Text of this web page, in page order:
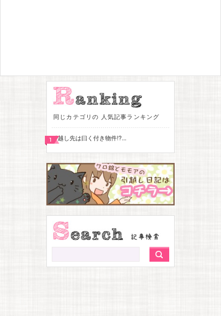
同じカテゴリの 人気記事ランキング
引越し先は曰く付き物件!?...